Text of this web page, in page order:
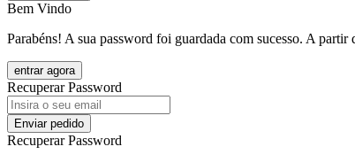
Bem Vindo
Parabéns! A sua password foi guardada com sucesso. A partir
entrar agora
Recuperar Password
Enviar pedido
Recuperar Password